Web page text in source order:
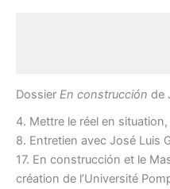
Dossier En construcción de
4. Mettre le réel en
8. Entretien avec José Luis
17. En construcción et le
création de l’Université